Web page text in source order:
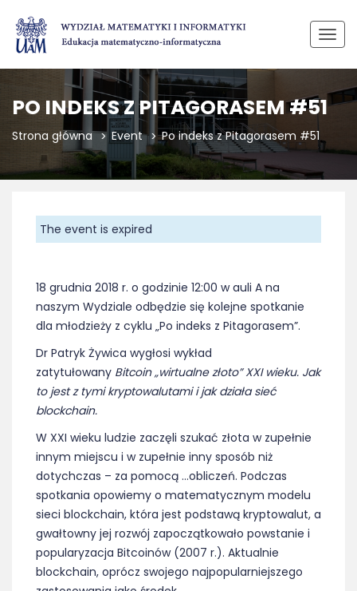
PO INDEKS Z PITAGORASEM #51
Strona główna Event Po indeks z Pitagorasem #51
The event is expired
18 grudnia 2018 r. o godzinie 12:00 w auli A na
naszym Wydziale odbędzie się kolejne spotkanie
dla młodzieży z cyklu „Po indeks z Pitagorasem”.
Dr Patryk Żywica wygłosi wykład
zatytułowany Bitcoin „wirtualne złoto” XXI wieku. Jak
to jest z tymi kryptowalutami i jak działa sieć
blockchain.
W XXI wieku ludzie zaczęli szukać złota w zupełnie
innym miejscu i w zupełnie inny sposób niż
dotychczas – za pomocą …obliczeń. Podczas
spotkania opowiemy o matematycznym modelu
sieci blockchain, która jest podstawą kryptowalut, a
gwałtowny jej rozwój zapoczątkowało powstanie i
popularyzacja Bitcoinów (2007 r.). Aktualnie
blockchain, oprócz swojego najpopularniejszego